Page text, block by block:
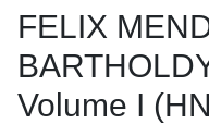
FELIX
Volume I